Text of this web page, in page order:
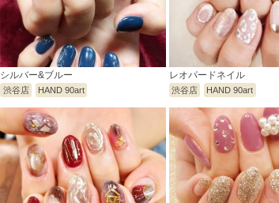
シルバー&ブルー
渋谷店 HAND 90art
レオパードネイル
渋谷店 HAND 90art